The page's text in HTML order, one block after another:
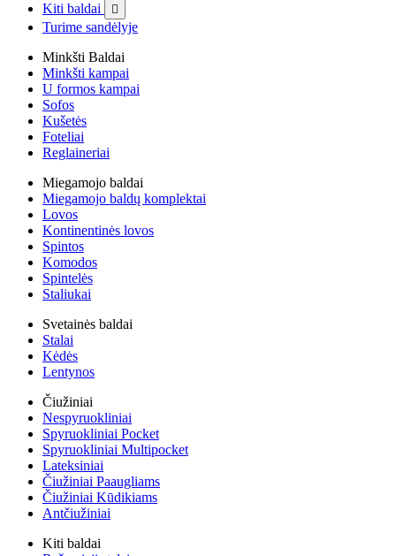
Kiti baldai 
Turime sandėlyje
Minkšti Baldai
Minkšti kampai
U formos kampai
Sofos
Kušetės
Foteliai
Reglaineriai
Miegamojo baldai
Miegamojo baldų komplektai
Lovos
Kontinentinės lovos
Spintos
Komodos
Spintelės
Staliukai
Svetainės baldai
Stalai
Kėdės
Lentynos
Čiužiniai
Nespyruokliniai
Spyruokliniai Pocket
Spyruokliniai Multipocket
Lateksiniai
Čiužiniai Paaugliams
Čiužiniai Kūdikiams
Antčiužiniai
Kiti baldai